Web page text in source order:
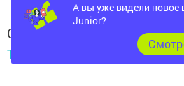
Следите за самым
Telegram-канале
Татмедиа
А вы уже видели новое
Junior?